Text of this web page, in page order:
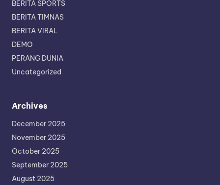
BERITA SPORTS
BERITA TIMNAS
BERITA VIRAL
DEMO
PERANG DUNIA
Uncategorized
Archives
December 2025
November 2025
October 2025
September 2025
August 2025